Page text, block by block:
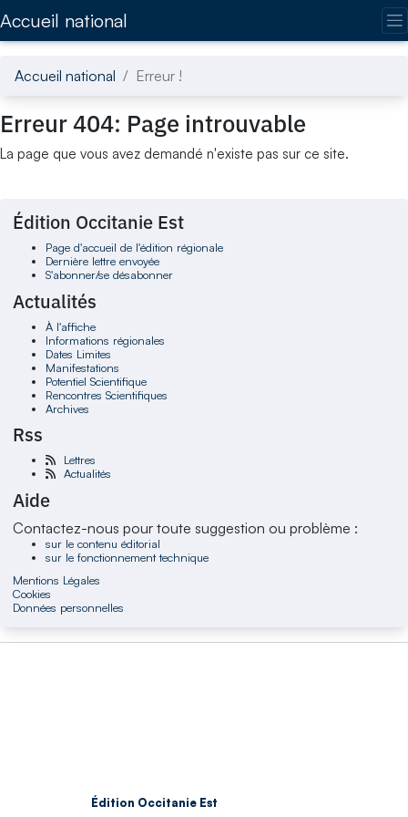
Accueil national
Accueil national Erreur !
Erreur 404: Page introuvable
La page que vous avez demandé n'existe pas sur ce site.
Édition Occitanie Est
Page d'accueil de l'édition régionale
Dernière lettre envoyée
S'abonner/se désabonner
Actualités
À l'affiche
Informations régionales
Dates Limites
Manifestations
Potentiel Scientifique
Rencontres Scientifiques
Archives
Rss
Lettres
Actualités
Aide
Contactez-nous pour toute suggestion ou problème :
sur le contenu éditorial
sur le fonctionnement technique
Mentions Légales
Cookies
Données personnelles
Édition Occitanie Est